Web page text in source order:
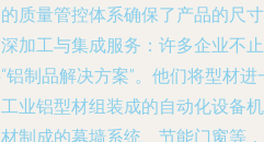
质量管控体系确保了产品的尺
深加工与集成服务 ：许多企业不
铝制品解决方案”。他们将型材
业铝型材组装成的自动化设备
制成的幕墙系统、节能门窗等